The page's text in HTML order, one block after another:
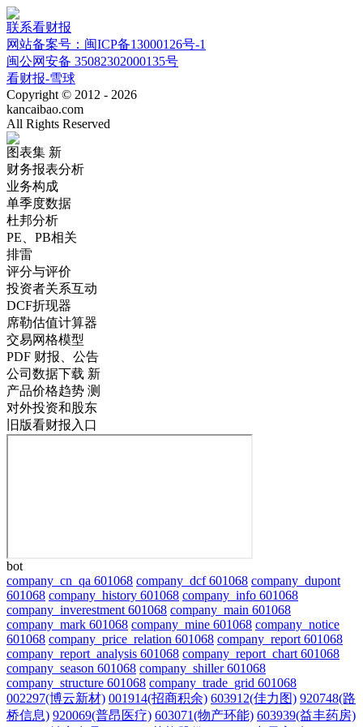
联系看财报
网站备案号：闽ICP备13000126号-1
闽公网安备 35082302000135号
看财报-雪球
Copyright © 2012 - 2026
kancaibao.com
All Rights Reserved
图表集 新
财务报表分析
业务构成
单季度数据
杜邦分析
PE、PB相关
排雷
评分与评价
投资者关系互动
DCF折现器
席勒估值计算器
交易网格模型
PDF 财报、公告
公司数据下载 新
产品价格趋势 测
对外投资和股东
旧版看财报入口
bot
company_cn_qa 601068 company_dcf 601068 company_dupont
601068 company_history 601068 company_info 601068
company_inverestment 601068 company_main 601068
company_mark 601068 company_mine 601068 company_notice
601068 company_price_relation 601068 company_report 601068
company_report_analysis 601068 company_report_chart 601068
company_season 601068 company_shiller 601068
company_structure 601068 company_trade_grid 601068
002297(博云新材) 001914(招商积余) 603912(佳力图) 920748(路
桥信息) 920069(普昂医疗) 603071(物产环能) 603939(益丰药房)